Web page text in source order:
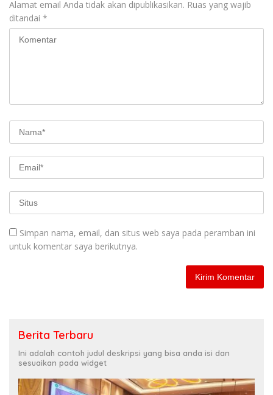
Alamat email Anda tidak akan dipublikasikan. Ruas yang wajib
ditandai *
Simpan nama, email, dan situs web saya pada peramban ini
untuk komentar saya berikutnya.
Berita Terbaru
Ini adalah contoh judul deskripsi yang bisa anda isi dan
sesuaikan pada widget